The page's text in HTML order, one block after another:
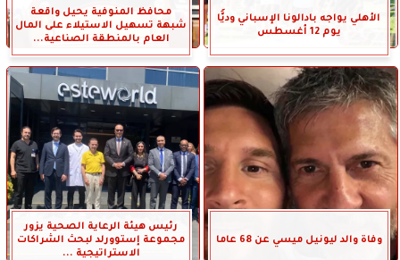
الأهلي يواجه بادالونا الإسباني وديًّا
يوم 12 أغسطس
محافظ المنوفية يحيل واقعة
شبهة تسهيل الاستيلاء على المال
العام بالمنطقة الصناعية...
وفاة والد ليونيل ميسي عن 68 عاما
رئيس هيئة الرعاية الصحية يزور
مجموعة إستوورلد لبحث الشراكات
الاستراتيجية ...